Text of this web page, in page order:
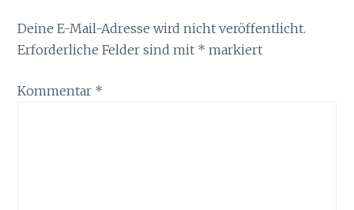
Deine E-Mail-Adresse wird nicht veröffentlicht.
Erforderliche Felder sind mit * markiert
Kommentar *